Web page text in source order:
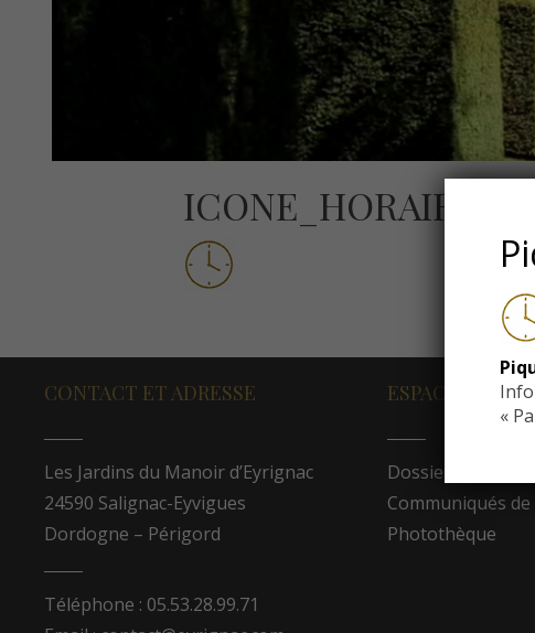
ICONE_HORAIRES
CONTACT ET ADRESSE
Les Jardins du Manoir d’Eyrignac
24590 Salignac-Eyvigues
Dordogne – Périgord
Téléphone : 05.53.28.99.71
ESPACE PRESSE
Dossier de presse
Communiqués
Photothèque
«